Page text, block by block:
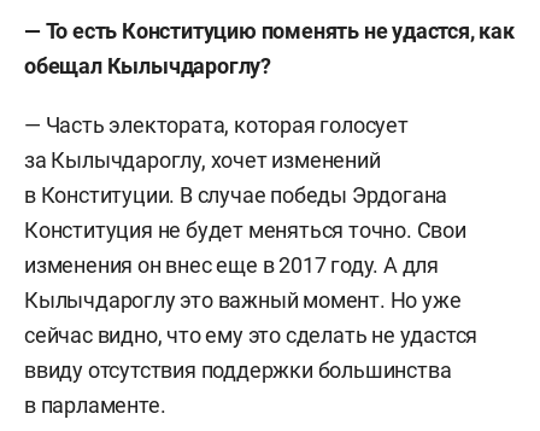
— То есть Конституцию поменять не удастся, как
обещал Кылычдароглу?
— Часть электората, которая голосует
за Кылычдароглу, хочет изменений
в Конституции. В случае победы Эрдогана
Конституция не будет меняться точно. Свои
изменения он внес еще в 2017 году. А для
Кылычдароглу это важный момент. Но уже
сейчас видно, что ему это сделать не удастся
ввиду отсутствия поддержки большинства
в парламенте.